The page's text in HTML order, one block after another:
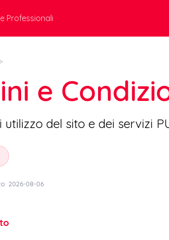
Professionali
e
utilizzo del sito e dei servizi
2026-08-06